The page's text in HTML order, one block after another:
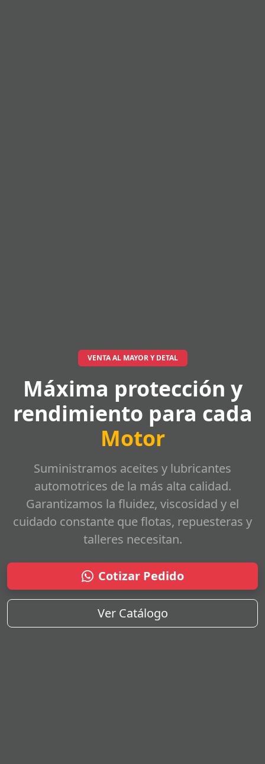
VENTA AL MAYOR Y DETAL
Máxima protección y
rendimiento para cada
Motor
Suministramos aceites y lubricantes
automotrices de la más alta calidad.
Garantizamos la fluidez, viscosidad y el
cuidado constante que flotas, repuesteras y
talleres necesitan.
Cotizar Pedido
Ver Catálogo